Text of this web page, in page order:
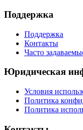
Поддержка
Поддержка
Контакты
Часто
Юридическая
Условия
Политика
Политика